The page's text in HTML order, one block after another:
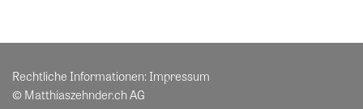
Rechtliche Informationen: Impressum
© Matthiaszehnder.ch AG